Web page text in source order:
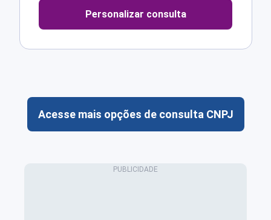
Personalizar consulta
Acesse mais opções de consulta CNPJ